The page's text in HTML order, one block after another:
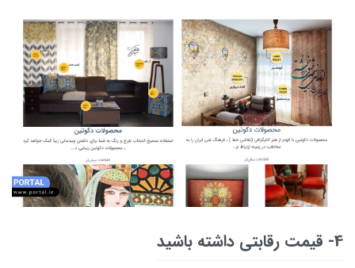
4- قیمت رقابتی داشته باشید